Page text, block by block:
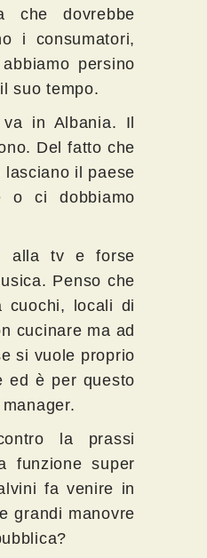
che dovrebbe
i consumatori,
persino
suo tempo.
in Albania. Il
Del fatto che
il paese
o ci dobbiamo
alla tv e forse
Penso che
cuochi, locali di
cucinare ma ad
si vuole proprio
ed è per questo
la prassi
funzione super
fa venire in
grandi manovre